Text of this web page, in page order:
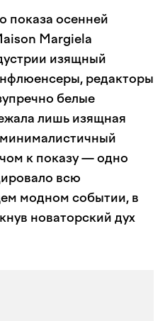
показа осенней
Margiela
изящный
редакторы
белые
лишь изящная
минималистичный
к показу — одно
всю
модном событии, в
новаторский дух